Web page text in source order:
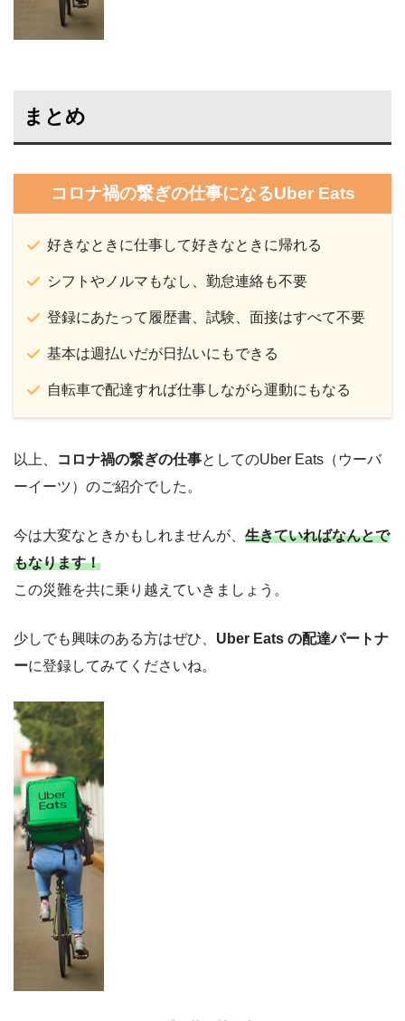
まとめ
コロナ禍の繋ぎの仕事になるUber Eats
好きなときに仕事して好きなときに帰れる
シフトやノルマもなし、勤怠連絡も不要
登録にあたって履歴書、試験、面接はすべて不要
基本は週払いだが日払いにもできる
自転車で配達すれば仕事しながら運動にもなる
以上、 コロナ禍の繋ぎの仕事としてのUber Eats（ウーバ
ーイーツ）のご紹介でした。
今は大変なときかもしれませんが、 生きていればなんとで
もなります！
この災難を共に乗り越えていきましょう。
少しでも興味のある方はぜひ、 Uber Eats の配達パートナ
ーに登録してみてくださいね。